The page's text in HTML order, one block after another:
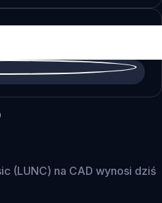
(LUNC) na CAD wynosi dziś